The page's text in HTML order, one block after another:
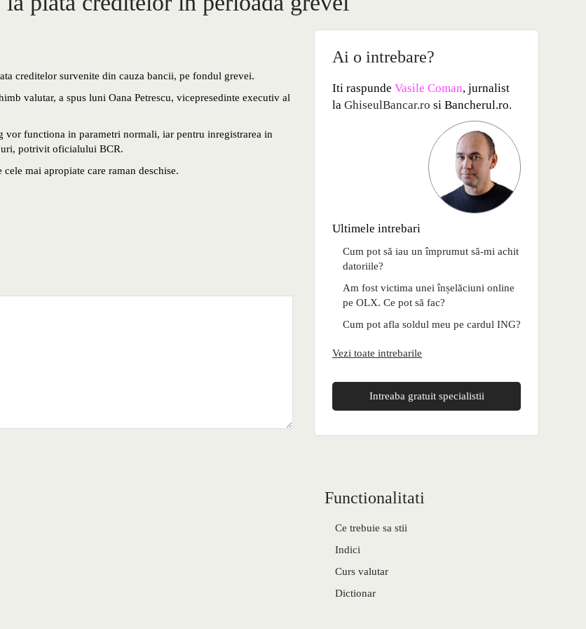
creditelor survenite din cauza bancii, pe fondul grevei.
valutar, a spus luni Oana Petrescu, vicepresedinte executiv al
functiona in parametri normali, iar pentru inregistrarea in
potrivit oficialului BCR.
mai apropiate care raman deschise.
Ai o intrebare?
Iti raspunde Vasile Coman, jurnalist
la GhiseulBancar.ro si Bancherul.ro.
Ultimele intrebari
Cum pot să iau un împrumut să-mi achit
datoriile?
Am fost victima unei înșelăciuni online
pe OLX. Ce pot să fac?
Cum pot afla soldul meu pe cardul ING?
Vezi toate intrebarile
Intreaba gratuit specialistii
Functionalitati
Ce trebuie sa stii
Indici
Curs valutar
Dictionar